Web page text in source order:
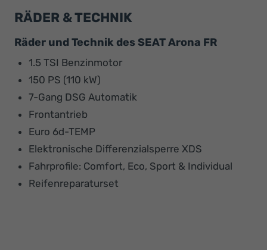
RÄDER & TECHNIK
Räder und Technik des SEAT Arona FR
1.5 TSI Benzinmotor
150 PS (110 kW)
7-Gang DSG Automatik
Frontantrieb
Euro 6d-TEMP
Elektronische Differenzialsperre XDS
Fahrprofile: Comfort, Eco, Sport & Individual
Reifenreparaturset